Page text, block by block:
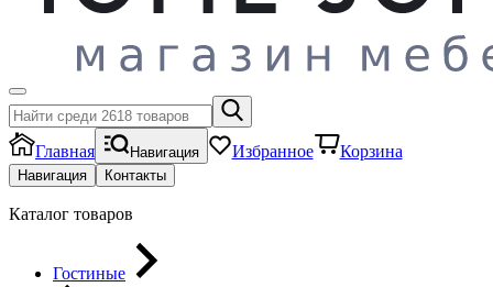
Главная Навигация Избранное Корзина
Навигация Контакты
Каталог товаров
Гостиные